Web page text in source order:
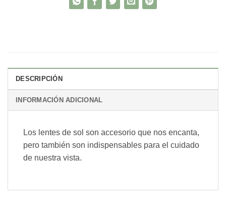
DESCRIPCIÓN
INFORMACIÓN ADICIONAL
Los lentes de sol son accesorio que nos encanta,
pero también son indispensables para el cuidado
de nuestra vista.